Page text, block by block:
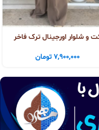
و شلوار اورجینال ترک فاخر
7,900,000 تومان